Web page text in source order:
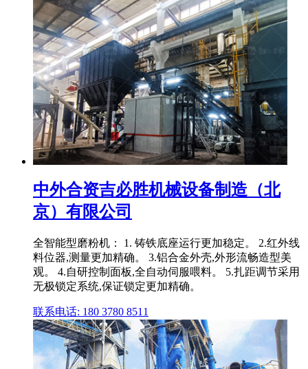
中外合资吉必胜机械设备制造（北
京）有限公司
全智能型磨粉机： 1. 铸铁底座运行更加稳定。 2.红外线
料位器,测量更加精确。 3.铝合金外壳,外形流畅造型美
观。 4.自研控制面板,全自动伺服喂料。 5.扎距调节采用
无极锁定系统,保证锁定更加精确。
联系电话: 180 3780 8511